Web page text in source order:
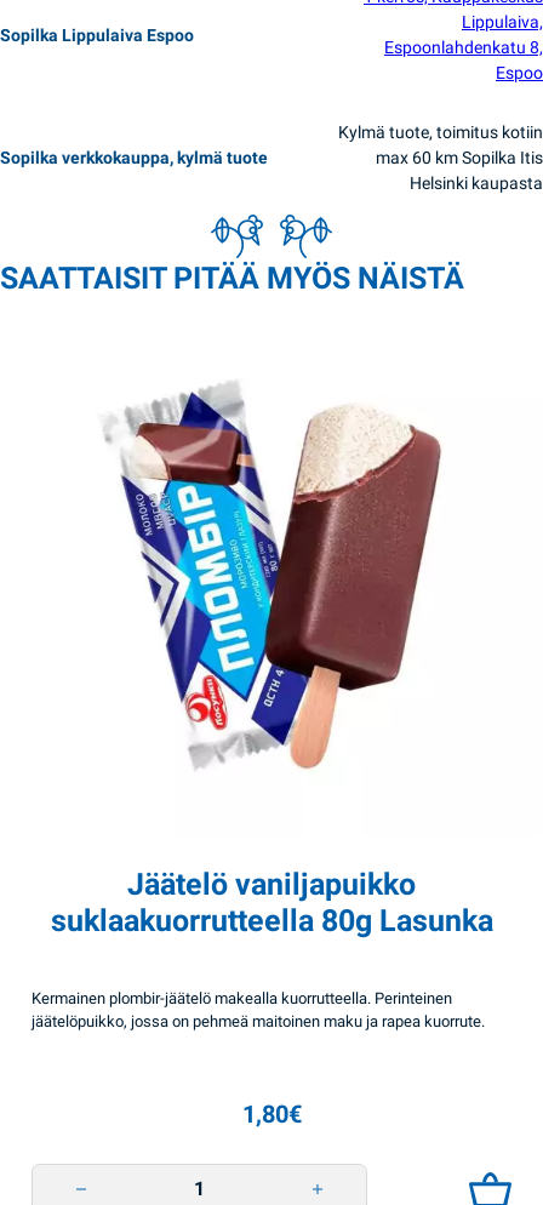
Sopilka Lippulaiva Espoo
Lippulaiva,
Espoonlahdenkatu 8,
Espoo
Sopilka verkkokauppa, kylmä tuote
Kylmä tuote, toimitus kotiin
max 60 km Sopilka Itis
Helsinki kaupasta
SAATTAISIT PITÄÄ MYÖS NÄISTÄ
Jäätelö vaniljapuikko
suklaakuorrutteella 80g Lasunka
Kermainen plombir-jäätelö makealla kuorrutteella. Perinteinen
jäätelöpuikko, jossa on pehmeä maitoinen maku ja rapea kuorrute.
1,80€
Jäätelö vaniljapuikko suklaakuorrutteella 80g Lasunka quantity